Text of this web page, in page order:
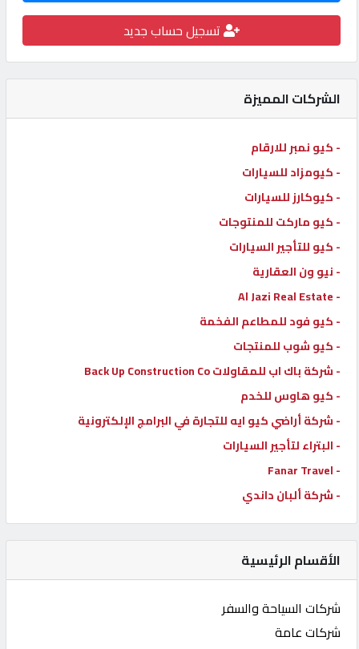
ماركت
الدليل
القطري
POWERED
QHOST
تسجيل حساب جديد
الشركات المميزة
- كيو نمبر للارقام
- كيومزاد للسيارات
- كيوكارز للسيارات
- كيو ماركت للمنتوجات
- كيو للتأجير السيارات
- نيو ون العقارية
- Al Jazi Real Estate
- كيو فود للمطاعم الفخمة
- كيو شوب للمنتجات
- شركة باك اب للمقاولات Back Up Construction Co
- كيو هاوس للخدم
- شركة أراضي كيو ايه للتجارة في البرامج الإلكترونية
- البتراء لتأجير السيارات
- Fanar Travel
- شركة ألبان داندي
الأقسام الرئيسية
شركات السياحة والسفر
شركات عامة